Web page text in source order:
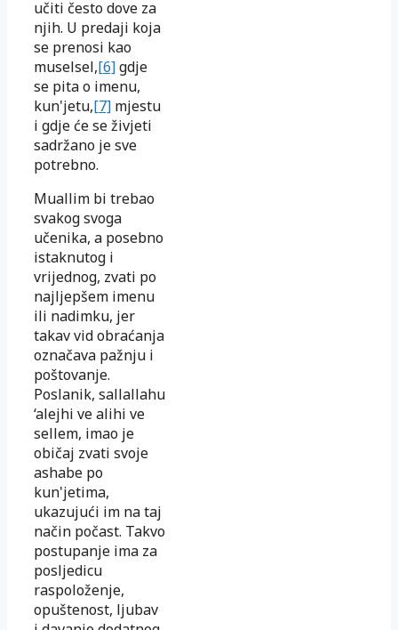
učiti često dove za
njih. U predaji koja
se prenosi kao
muselsel,[6]gdje
se pita o imenu,
kun'jetu,[7] mjestu
i gdje će se živjeti
sadržano je sve
potrebno.
Muallim bi trebao
svakog svoga
učenika, a posebno
istaknutog i
vrijednog, zvati po
najljepšem imenu
ili nadimku, jer
takav vid obraćanja
označava pažnju i
poštovanje.
Poslanik, sallallahu
‘alejhi ve alihi ve
sellem, imao je
običaj zvati svoje
ashabe po
kun'jetima,
ukazujući im na taj
način počast. Takvo
postupanje ima za
posljedicu
raspoloženje,
opuštenost, ljubav